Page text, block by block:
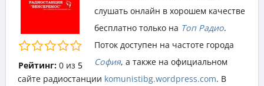
Рейтинг: 0из 5
слушать онлайн в хорошем качестве
бесплатно только на Топ Радио.
Поток доступен на частоте города
София, а также на официальном
сайте радиостанции komunistibg.wordpress.com. В